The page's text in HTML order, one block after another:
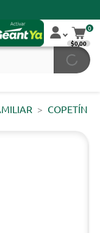
0
$0,00
COPETÍN